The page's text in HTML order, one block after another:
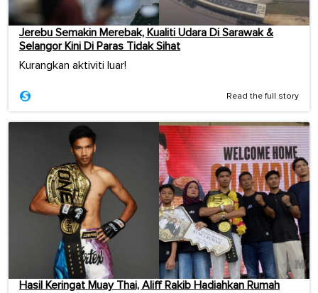
Jerebu Semakin Merebak, Kualiti Udara Di Sarawak &
Selangor Kini Di Paras Tidak Sihat
Kurangkan aktiviti luar!
Read the full story
Hasil Keringat Muay Thai, Aliff Rakib Hadiahkan Rumah